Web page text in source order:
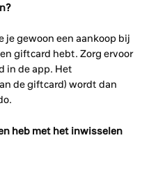
je gewoon een aankoop bij
giftcard hebt. Zorg ervoor
in de app. Het
de giftcard) wordt dan
heb met het inwisselen